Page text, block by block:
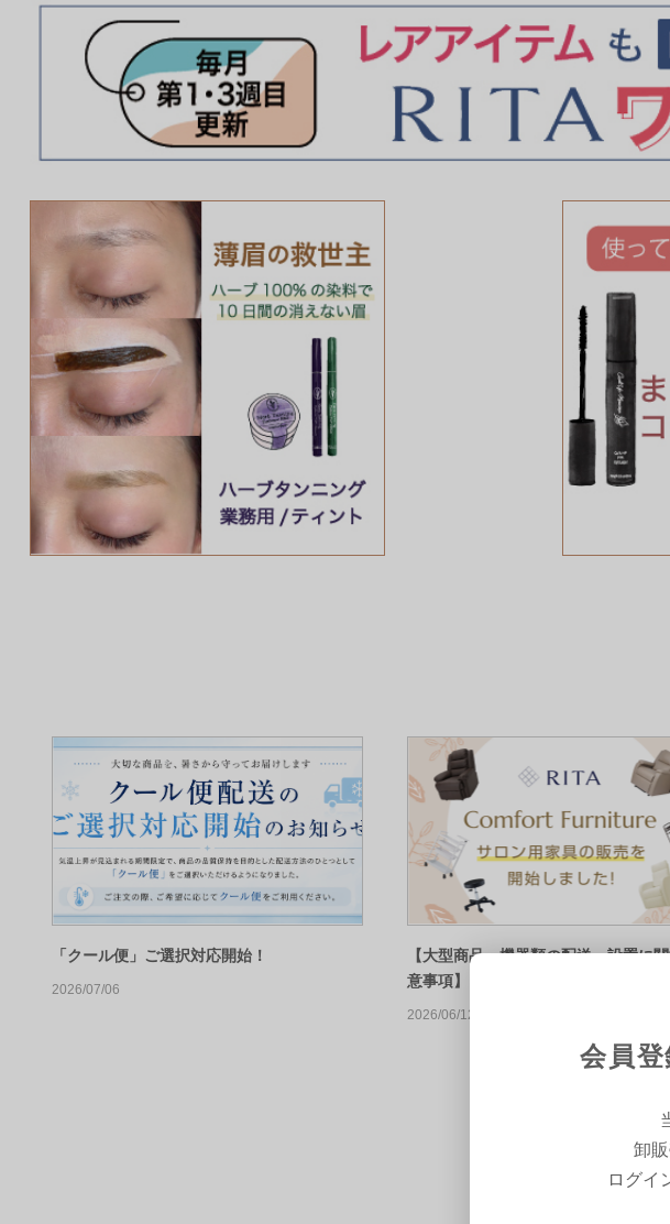
会員
卸
ログイ
「クール便」ご選択対応開始！
2026/07/06
【大型商品・機器類の配送・設置に
意事項】
2026/06/12